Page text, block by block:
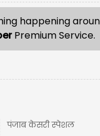
happening
Premium Service.
पंजाब केसरी स्पेशल